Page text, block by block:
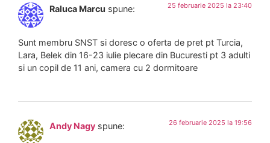
Raluca Marcu spune: 25 februarie 2025 la 23:40
Sunt membru SNST si doresc o oferta de pret pt Turcia,
Lara, Belek din 16-23 iulie plecare din Bucuresti pt 3 adulti
si un copil de 11 ani, camera cu 2 dormitoare
Andy Nagy spune: 26 februarie 2025 la 19:56